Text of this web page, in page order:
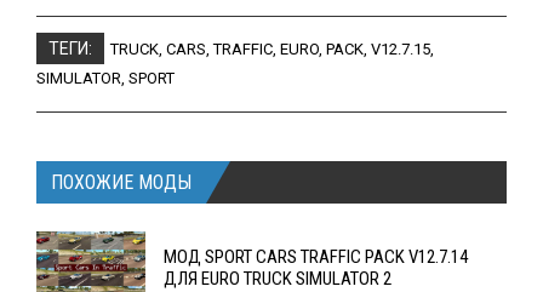
ТЕГИ: TRUCK, CARS,TRAFFIC, EURO, PACK, V12.7.15,
SIMULATOR, SPORT
ПОХОЖИЕ МОДЫ
МОД SPORT CARS TRAFFIC PACK V12.7.14
ДЛЯ EURO TRUCK SIMULATOR 2